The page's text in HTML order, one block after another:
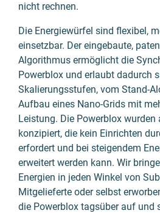
nicht rechnen.
Die Energiewürfel sind flexibel,
einsetzbar. Der eingebaute,
Algorithmus ermöglicht die
Powerblox und erlaubt dadurch
Skalierungsstufen, vom Stand-
Aufbau eines Nano-Grids mit
Leistung. Die Powerblox wurden
konzipiert, die kein Einrichten
erfordert und bei steigendem
erweitert werden kann. Wir
Energien in jeden Winkel von
Mitgelieferte oder selbst
die Powerblox tagsüber auf und